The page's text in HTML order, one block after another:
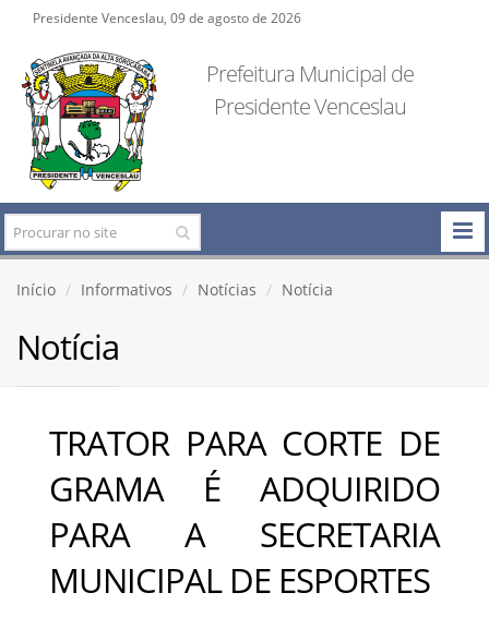
Presidente Venceslau, 09 de agosto de 2026
Prefeitura Municipal de
Presidente Venceslau
Início Informativos Notícias Notícia
Notícia
TRATOR PARA CORTE DE
GRAMA É ADQUIRIDO
PARA A SECRETARIA
MUNICIPAL DE ESPORTES